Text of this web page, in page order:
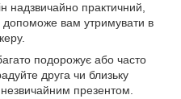
надзвичайно практичний,
допоможе вам утримувати в
подорожує або часто
друга чи близьку
презентом.